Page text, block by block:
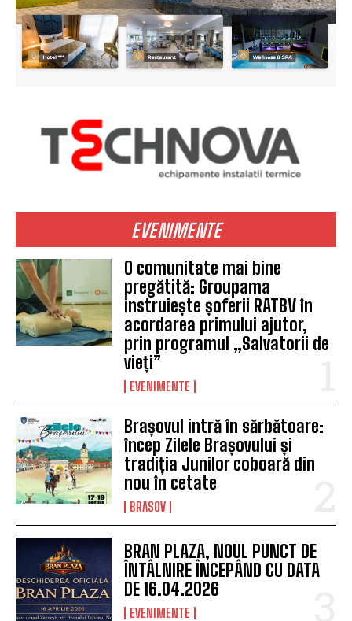
EVENIMENTE
O comunitate mai bine
pregătită: Groupama
instruiește șoferii RATBV în
acordarea primului ajutor,
prin programul „Salvatorii de
vieți”
EVENIMENTE
Brașovul intră în sărbătoare:
încep Zilele Brașovului și
tradiția Junilor coboară din
nou în cetate
BRASOV
BRAN PLAZA, NOUL PUNCT DE
ÎNTÂLNIRE ÎNCEPÂND CU DATA
DE 16.04.2026
EVENIMENTE